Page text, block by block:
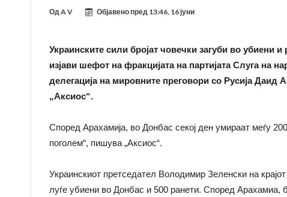
ОдA V Објавено пред 13:46, 16 јуни
Украинските сили бројат човечки загуби во убиени
изјави шефот на фракцијата на партијата Слуга на
делегација на мировните преговори со Русија Даид
„Аксиос“.
Според Арахамија, во Донбас секој ден умираат меѓу
поголем“, пишува „Аксиос“.
Украинскиот претседател Володимир Зеленски на
луѓе убиени во Донбас и 500 ранети. Според Арахамиа,